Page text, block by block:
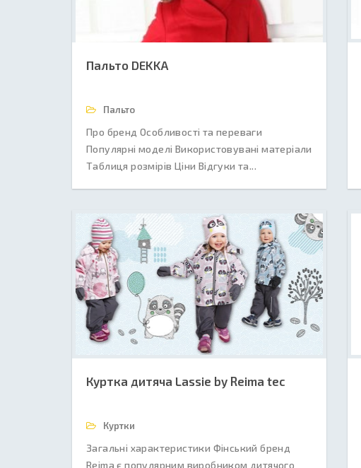
Пальто DEKKA
Пальто
Про бренд Особливості та переваги
Популярні моделі Використовувані матеріали
Таблиця розмірів Ціни Відгуки та...
Куртка дитяча Lassie by Reima tec
Куртки
Загальні характеристики Фінський бренд
Reima є популярним виробником дитячого